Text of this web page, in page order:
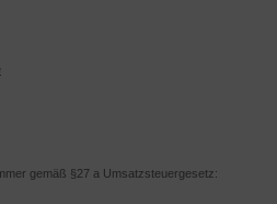
gemäß §27 a Umsatzsteuergesetz: